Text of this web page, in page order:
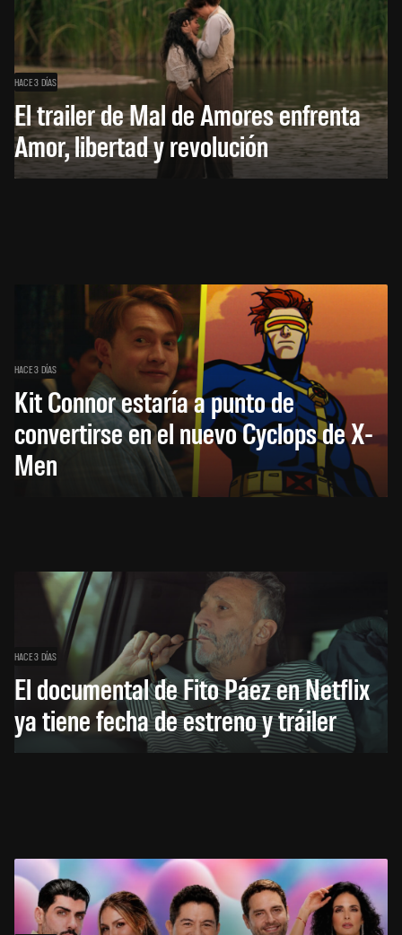
HACE 3 DÍAS
El trailer de Mal de Amores enfrenta
Amor, libertad y revolución
HACE 3 DÍAS
Kit Connor estaría a punto de
convertirse en el nuevo Cyclops de X-
Men
HACE 3 DÍAS
El documental de Fito Páez en Netflix
ya tiene fecha de estreno y tráiler